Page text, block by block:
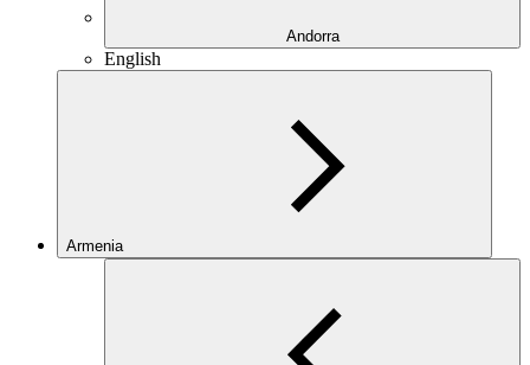
Andorra
English
Armenia